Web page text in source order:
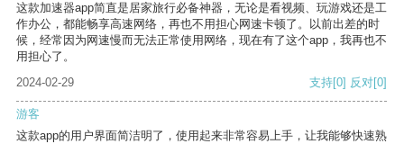
这款加速器app简直是居家旅行必备神器，无论是看视频、玩游戏还是工
作办公，都能畅享高速网络，再也不用担心网速卡顿了。以前出差的时
候，经常因为网速慢而无法正常使用网络，现在有了这个app，我再也不
用担心了。
2024-02-29
支持[0] 反对[0]
游客
这款app的用户界面简洁明了，使用起来非常容易上手，让我能够快速熟